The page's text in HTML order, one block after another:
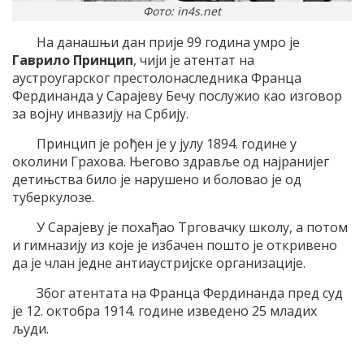
Фото: in4s.net
На данашњи дан прије 99 година умро је
Гаврило Принцип, чији је атентат на
аустроугарског престолонаследника Франца
Фердинанда у Сарајеву Бечу послужио као изговор
за војну инвазију на Србију.
Принцип је рођен је у јулу 1894. године у
околини Грахова. Његово здравље од најранијег
детињства било је нарушено и боловао је од
туберкулозе.
У Сарајеву је похађао Трговачку школу, а потом
и гимназију из које је избачен пошто је откривено
да је члан једне антиаустријске организације.
Због атентата на Франца Фердинанда пред суд
је 12. октобра 1914. године изведено 25 младих
људи.